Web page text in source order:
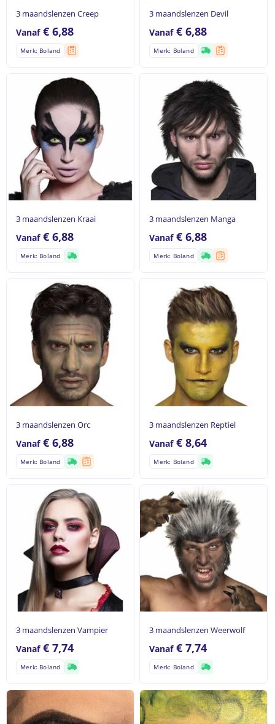
3 maandslenzen Creep
Vanaf€ 6,88
Merk: Boland
3 maandslenzen Devil
Vanaf€6,88
Merk: Boland
3 maandslenzen Kraai
Vanaf€ 6,88
Merk: Boland
3 maandslenzen Manga
Vanaf€6,88
Merk: Boland
3 maandslenzen Orc
Vanaf€ 6,88
Merk: Boland
3 maandslenzen Reptiel
Vanaf€8,64
Merk: Boland
3 maandslenzen Vampier
Vanaf€ 7,74
Merk: Boland
3 maandslenzen Weerwolf
Vanaf€7,74
Merk: Boland